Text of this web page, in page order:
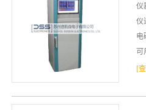
仪
仪
电
可
相
[